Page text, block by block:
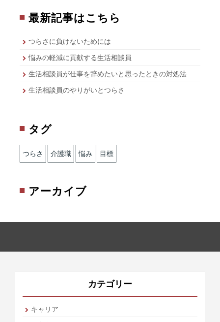
最新記事はこちら
つらさに負けないためには
悩みの軽減に貢献する生活相談員
生活相談員が仕事を辞めたいと思ったときの対処法
生活相談員のやりがいとつらさ
タグ
つらさ 介護職 悩み 目標
アーカイブ
カテゴリー
キャリア